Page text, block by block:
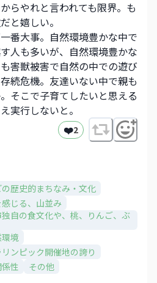
らやれと言われても限界。も
と嬉しい。
番大事。自然環境豊かな中で
人も多いが、自然環境豊かな
害獣被害で自然の中での遊び
続危機。友達いない中で親も
そこで子育てしたいと思える
実行しないと。
❤️2
歴史的まちなみ・文化​
じる、山並み​
自の食文化や、​桃、りんご、ぶ
境
ンピック開催地の誇り
性
その他